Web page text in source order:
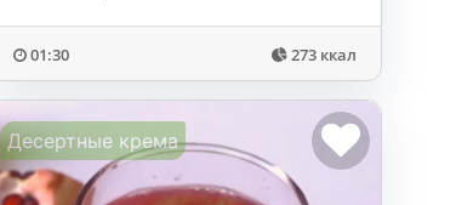
01:30 273 ккал
Десертные крема